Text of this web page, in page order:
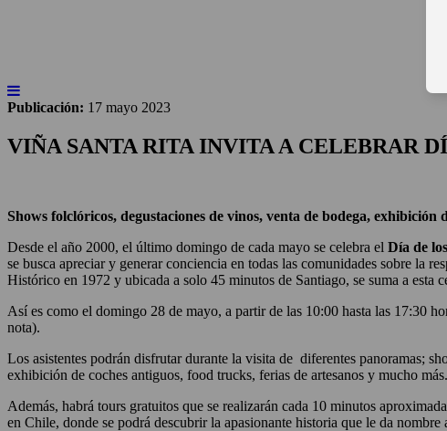
Publicación: 17 mayo 2023
VIÑA SANTA RITA INVITA A CELEBRAR
Shows folclóricos, degustaciones de vinos, venta de bodega,
Desde el año 2000, el último domingo de cada mayo se celebra el Día de
se busca apreciar y generar conciencia en todas las comunidades sobre la
Histórico en 1972 y ubicada a solo 45 minutos de Santiago, se suma a esta
Así es como el domingo 28 de mayo, a partir de las 10:00 hasta las 17:30
nota).
Los asistentes podrán disfrutar durante la visita de diferentes panoramas;
exhibición de coches antiguos, food trucks, ferias de artesanos y mucho más.
Además, habrá tours gratuitos que se realizarán cada 10 minutos
en Chile, donde se podrá descubrir la apasionante historia que le da